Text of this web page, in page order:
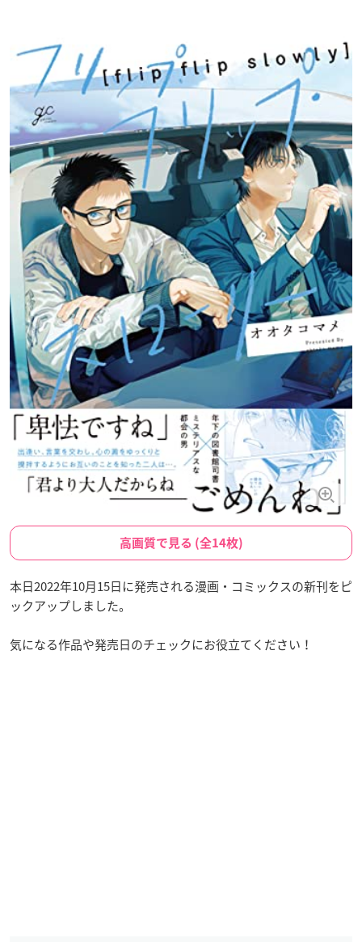
高画質で見る (全14枚)
本日2022年10月15日に発売される漫画・コミックスの新刊をピ
ックアップしました。
気になる作品や発売日のチェックにお役立てください！